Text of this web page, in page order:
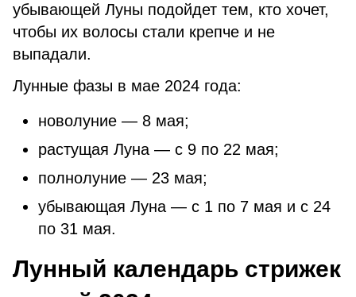
убывающей Луны подойдет тем, кто хочет,
чтобы их волосы стали крепче и не
выпадали.
Лунные фазы в мае 2024 года:
новолуние — 8 мая;
растущая Луна — с 9 по 22 мая;
полнолуние — 23 мая;
убывающая Луна — с 1 по 7 мая и с 24
по 31 мая.
Лунный календарь стрижек